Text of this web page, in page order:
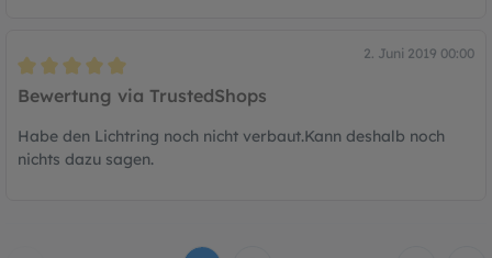
2. Juni 2019 00:00
Bewertung mit 5 von 5 Sternen
Bewertung via TrustedShops
Habe den Lichtring noch nicht verbaut.Kann deshalb noch
nichts dazu sagen.